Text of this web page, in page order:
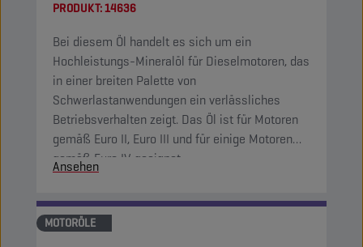
PRODUKT:14636
Bei diesem Öl handelt es sich um ein
Hochleistungs-Mineralöl für Dieselmotoren, das
in einer breiten Palette von
Schwerlastanwendungen ein verlässliches
Betriebsverhalten zeigt. Das Öl ist für Motoren
gemäß Euro II, Euro III und für einige Motoren
gemäß Euro IV geeignet.
Ansehen
MOTORÖLE